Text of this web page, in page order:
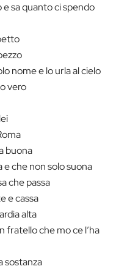
sa quanto ci spendo
nome e lo urla al cielo
vero
buona
e che non solo suona
che passa
e cassa
alta
fratello che mo ce l’ha
sostanza